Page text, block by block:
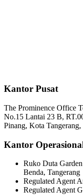
Kantor Pusat
The Prominence Office
No.15 Lantai 23 B,
Pinang, Kota
Kantor
Ruko Duta
Benda, Tangerang
Regulated Agent
Regulated Agent